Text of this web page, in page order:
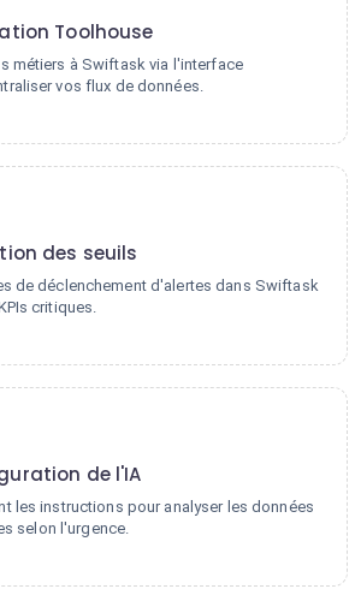
Toolhouse
métiers à Swiftask via l'interface
vos flux de données.
des seuils
de déclenchement d'alertes dans Swiftask
critiques.
de l'IA
les instructions pour analyser les données
selon l'urgence.